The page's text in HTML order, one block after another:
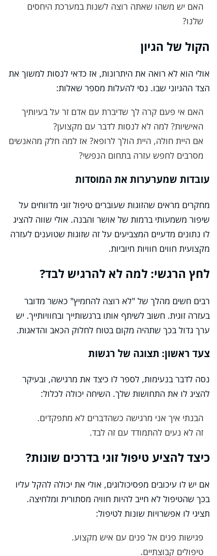
האם יש משהו שאתה רוצה לשנות במערכת היחסים
שלנו?
הקול של הגיון
אולי הוא לא רואה את היתרונות, אז כדאי לנסות למשוך את
הצד ההגיוני שבו. נסי להעלות מספר שאלות:
האם אי פעם קרה לך שדיברת עם אדם זר על בעיותיך
האישיות? למה לא לנסות לדבר עם מקצוען?
אם היית חולה, היית הולך לרופא? אז למה חלק מהאנשים
מסרבים לחפש עזרה בתחום הנפשי?
עובדות שמערערות את המוסדות
מחקרים מראים שהזוגות שעוברים טיפול זוגי מדווחים על
שיפור משמעותי ברמות של אושר והבנה. אולי שווה להציג
לו נתונים מדעיים המצביעים על זה שזוגות שטוענים לעזרה
מקצועית חווים חוויות חיוביות.
לחץ הרגשי: למה לא להרגיש לבד?
רבים חשים מהלך של "לא רוצה להחמיץ" כאשר מדובר
בעזרה זוגית. חשוב לשיתף אותו ברגשותייך ובחוויותייך. יש
ערך גדול בכך שתהיה מקום בטוח לחלוק הכאב והדאגות.
צעד ראשון: תצוגה של רגשות
נסה לדבר בנעימות, לספר לו כיצד את מרגישה, ובעיקר
להציג לו את התחושות שלך. השיחה יכולה לכלול:
הבנתי איך אני מרגישה כשהדברים לא מתפקדים.
זה לא נעים להתמודד עם זה לבד.
כיצד להציע טיפול זוגי בדרכים שונות?
אם יש לו עיכובים מפסיכולוגים, אולי את יכולה להקל עליו
בכך שהטיפול לא חייב להיות חוויה מסתורית ומלחיצה.
תציגי לו אפשרויות שונות לטיפול:
פגישות פנים אל פנים עם איש מקצוע.
טיפולים קבוצתיים.